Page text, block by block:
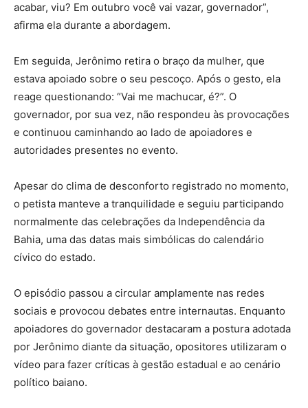
acabar, viu? Em outubro você vai vazar, governador”,
afirma ela durante a abordagem.
Em seguida, Jerônimo retira o braço da mulher, que
estava apoiado sobre o seu pescoço. Após o gesto, ela
reage questionando: “Vai me machucar, é?”. O
governador, por sua vez, não respondeu às provocações
e continuou caminhando ao lado de apoiadores e
autoridades presentes no evento.
Apesar do clima de desconforto registrado no momento,
o petista manteve a tranquilidade e seguiu participando
normalmente das celebrações da Independência da
Bahia, uma das datas mais simbólicas do calendário
cívico do estado.
O episódio passou a circular amplamente nas redes
sociais e provocou debates entre internautas. Enquanto
apoiadores do governador destacaram a postura adotada
por Jerônimo diante da situação, opositores utilizaram o
vídeo para fazer críticas à gestão estadual e ao cenário
político baiano.